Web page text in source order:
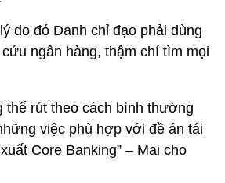
do đó Danh chỉ đạo phải dùng
ngân hàng, thậm chí tìm mọi
thể rút theo cách bình thường
việc phù hợp với đề án tái
Core Banking” – Mai cho